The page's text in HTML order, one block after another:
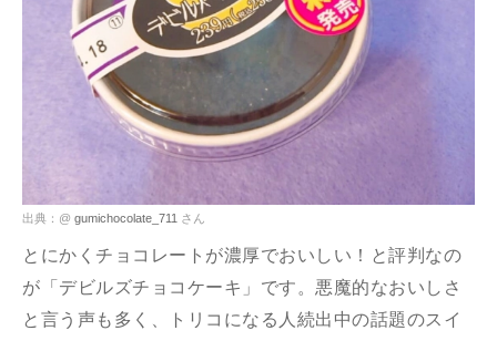
出典：@ gumichocolate_711 さん
とにかくチョコレートが濃厚でおいしい！と評判なの
が「デビルズチョコケーキ」です。悪魔的なおいしさ
と言う声も多く、トリコになる人続出中の話題のスイ